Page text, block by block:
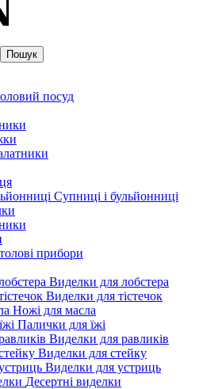
Пошук
посуд
Супниці і бульйонниці
прибори
Виделки для лобстера
Виделки для тістечок
Ножі для масла
Палички для їжі
Виделки для равликів
Виделки для стейку
Виделки для устриць
Десертні виделки